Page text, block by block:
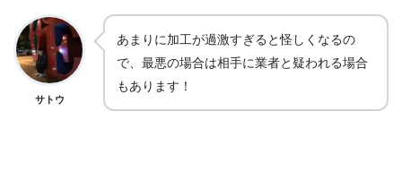
サトウ
あまりに加工が過激すぎると怪しくなるの
で、最悪の場合は相手に業者と疑われる場合
もあります！